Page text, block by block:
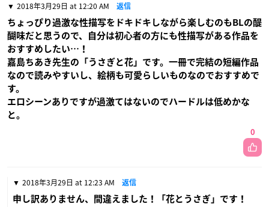
2018年3月29日 at 12:20 AM 返信
ちょっぴり過激な性描写をドキドキしながら楽しむのもBLの醍
醐味だと思うので、自分は初心者の方にも性描写がある作品を
おすすめしたい…！
嘉島ちあき先生の「うさぎと花」です。一冊で完結の短編作品
なので読みやすいし、絵柄も可愛らしいものなのでおすすめで
す。
エロシーンありですが過激てはないのでハードルは低めかな
と。
0
2018年3月29日 at 12:23 AM 返信
申し訳ありません、間違えました！「花とうさぎ」です！